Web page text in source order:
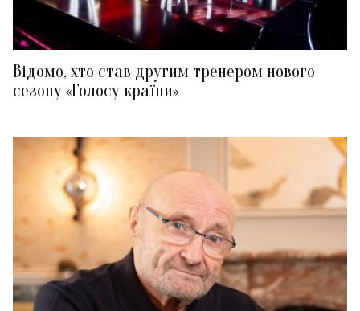
Відомо, хто став другим тренером нового
сезону «Голосу країни»